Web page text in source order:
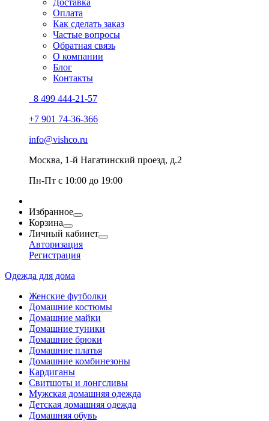
Доставка
Оплата
Как сделать заказ
Частые вопросы
Обратная связь
О компании
Блог
Контакты
8 499 444-21-57
+7 901 74-36-366
info@vishco.ru
Москва, 1-й Нагатинский проезд, д.2
Пн-Пт с 10:00 до 19:00
Избранное
Корзина
Личный кабинет
Авторизация
Регистрация
Одежда для дома
Женские футболки
Домашние костюмы
Домашние майки
Домашние туники
Домашние брюки
Домашние платья
Домашние комбинезоны
Кардиганы
Свитшоты и лонгсливы
Мужская домашняя одежда
Детская домашняя одежда
Домашняя обувь